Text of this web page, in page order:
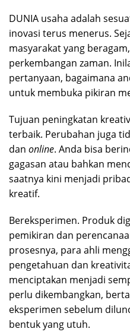
DUNIA usaha adalah
inovasi terus menerus.
masyarakat yang
perkembangan zaman.
pertanyaan, bagaimana
untuk membuka pikiran
Tujuan peningkatan
terbaik. Perubahan juga
dan online. Anda bisa
gagasan atau bahkan
saatnya kini menjadi
kreatif.
Bereksperimen. Produk
pemikiran dan
prosesnya, para ahli
pengetahuan dan
menciptakan menjadi
perlu dikembangkan,
eksperimen sebelum
bentuk yang utuh.